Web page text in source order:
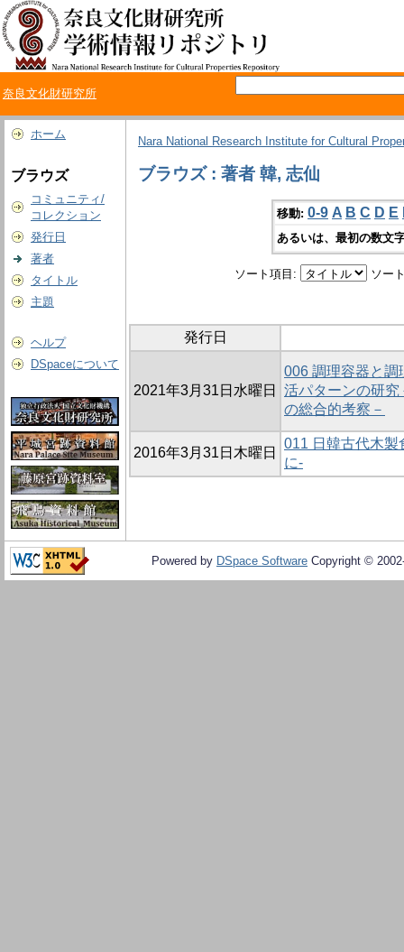
奈良文化財研究所
ホーム
ブラウズ
コミュニティ/
コレクション
発行日
著者
タイトル
主題
ヘルプ
DSpaceについて
Nara National Research Institute for Cultural
ブラウズ : 著者 韓, 志仙
移動: 0-9 A B C D E
あるいは、最初の数文
ソート項目: ソー
発行日
2021年3月31日水曜日
006 調理容器と調
活パターンの研
の総合的考察－
2016年3月31日木曜日
011 日韓古代木製
に-
Powered by DSpace Software Copyright ©